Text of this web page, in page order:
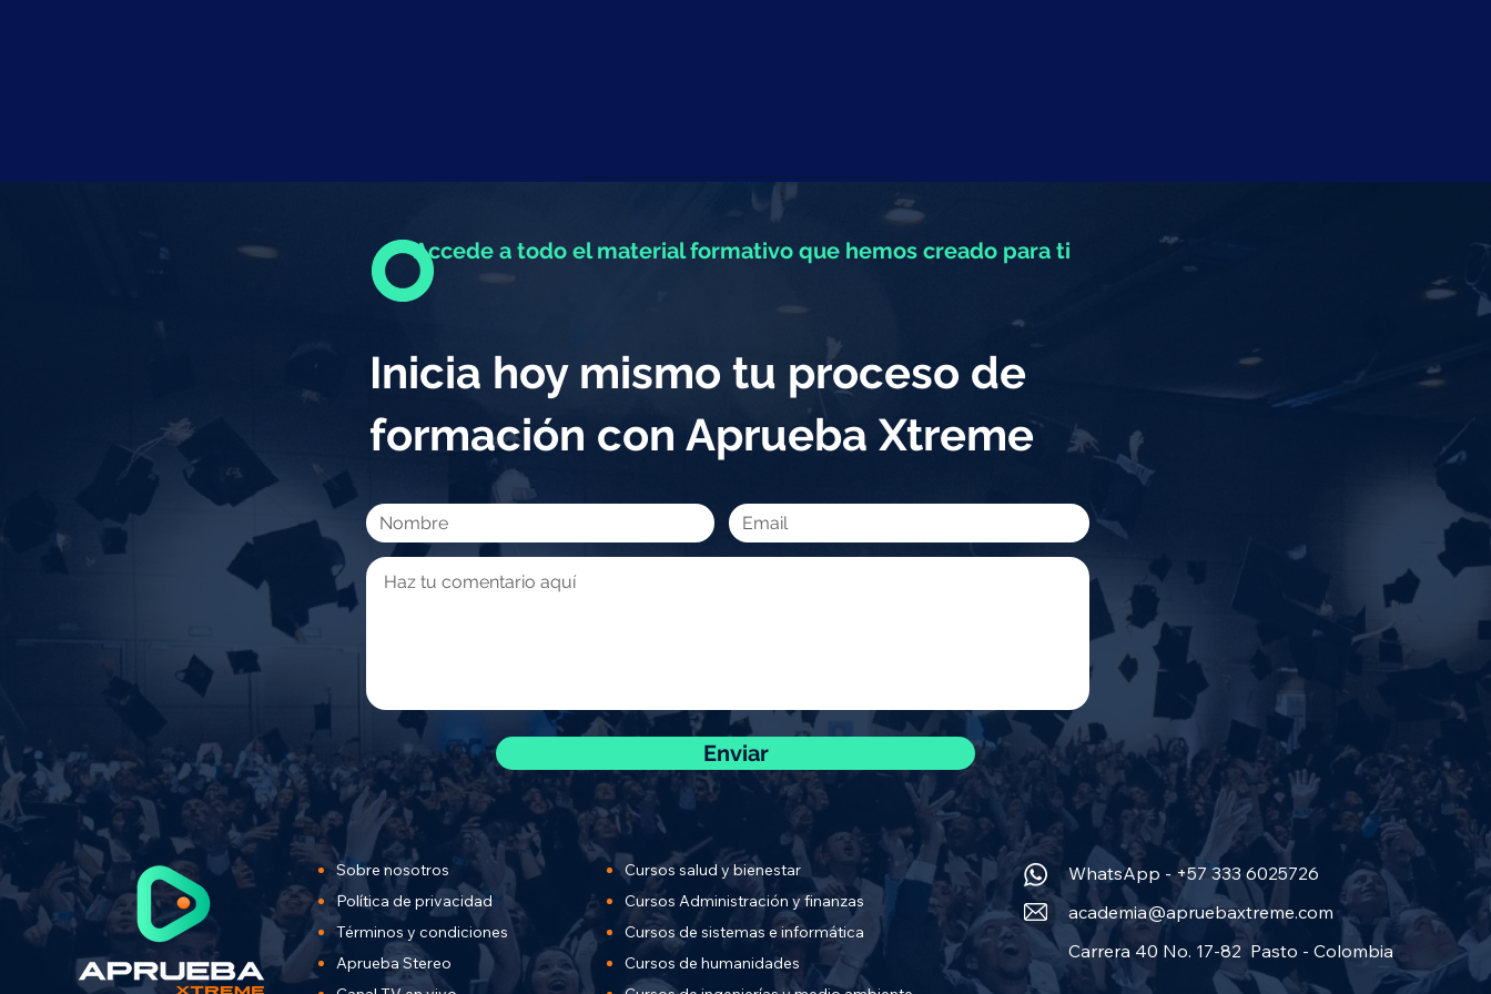
Accede a todo el material formativo que hemos creado para ti
Inicia hoy mismo tu proceso de
formación con Aprueba Xtreme
Enviar
Sobre nosotros
Política de privacidad
Términos y condiciones
Aprueba Stereo
Cursos salud y bienestar
Cursos Administración y finanzas
Cursos de sistemas e informática
Cursos de humanidades
WhatsApp - +57 333 6025726
academia@apruebaxtreme.com
Carrera 40 No. 17-82 Pasto - Colombia